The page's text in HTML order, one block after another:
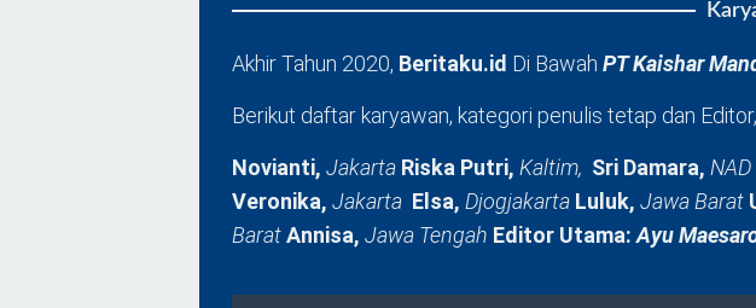
Akhir Tahun 2020, Beritaku.id Di Bawah PT Kaishar
Berikut daftar karyawan, kategori penulis tetap dan
Novianti, Jakarta Riska Putri, Kaltim, Sri Damara, NAD
Veronika, Jakarta Elsa, Djogjakarta Luluk, Jawa Barat
BaratAnnisa, Jawa Tengah Editor Utama:Ayu